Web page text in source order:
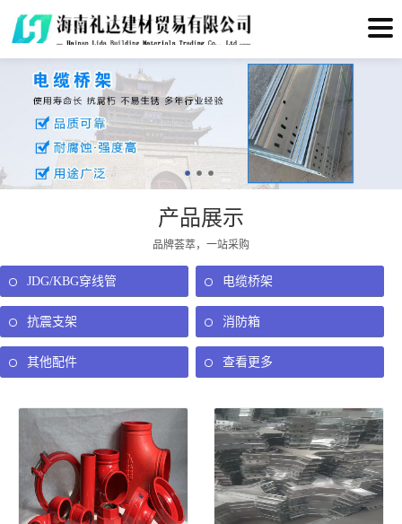
产品展示
品牌荟萃，一站采购
JDG/KBG穿线管 电缆桥架
抗震支架 消防箱
其他配件 查看更多